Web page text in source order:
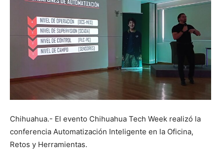
Chihuahua.- El evento Chihuahua Tech Week realizó la
conferencia Automatización Inteligente en la Oficina,
Retos y Herramientas.